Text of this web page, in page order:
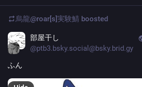
烏龍@roar[s]実験鯖 boosted
部屋干し
@ptb3.bsky.social@bsky.brid.gy
ふん